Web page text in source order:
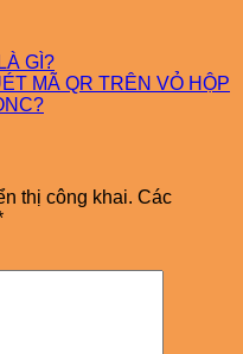
GÌ?
MÃ QR TRÊN VỎ HỘP
thị công khai. Các